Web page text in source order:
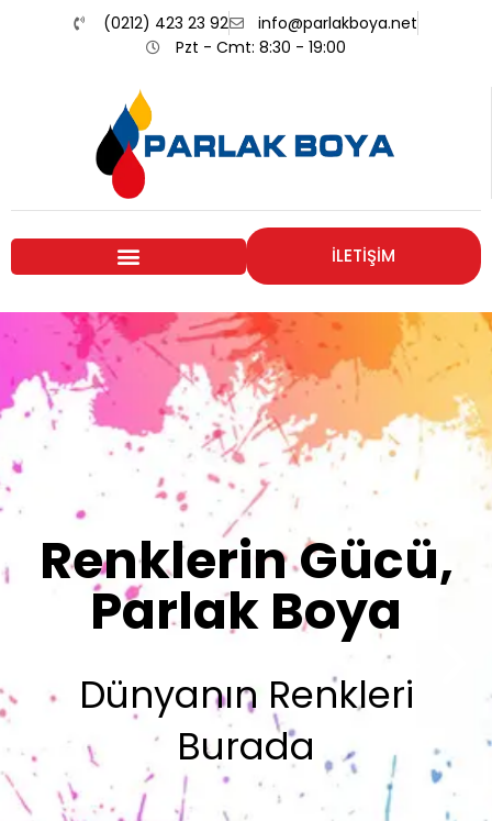
(0212) 423 23 92
info@parlakboya.net
Pzt - Cmt: 8:30 - 19:00
İLETİŞİM
Renklerimiz
Sizin İmzanız
Olsun